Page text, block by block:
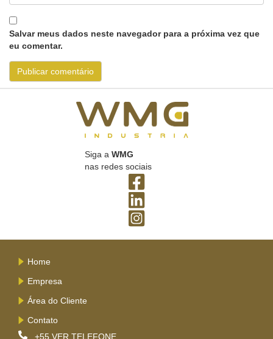
Salvar meus dados neste navegador para a próxima vez que
eu comentar.
Siga a WMG
nas redes sociais
Home
Empresa
Área do Cliente
Contato
+55 VER TELEFONE